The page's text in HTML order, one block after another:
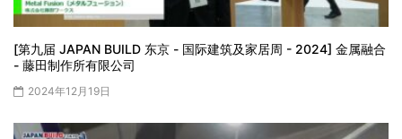
[第九届 JAPAN BUILD 东京 - 国际建筑及家居周 - 2024] 金属融合
- 藤田制作所有限公司
2024年12月19日